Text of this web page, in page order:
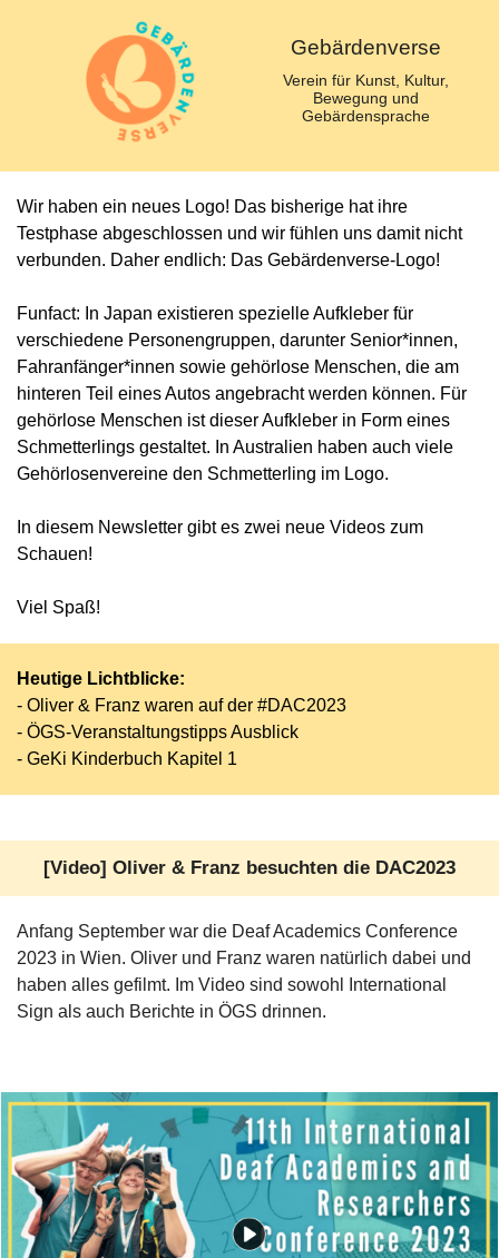
Gebärdenverse
Verein für Kunst, Kultur,
Bewegung und
Gebärdensprache
Wir haben ein neues Logo! Das bisherige hat ihre
Testphase abgeschlossen und wir fühlen uns damit nicht
verbunden. Daher endlich: Das Gebärdenverse-Logo!
Funfact: In Japan existieren spezielle Aufkleber für
verschiedene Personengruppen, darunter Senior*innen,
Fahranfänger*innen sowie gehörlose Menschen, die am
hinteren Teil eines Autos angebracht werden können. Für
gehörlose Menschen ist dieser Aufkleber in Form eines
Schmetterlings gestaltet. In Australien haben auch viele
Gehörlosenvereine den Schmetterling im Logo.
In diesem Newsletter gibt es zwei neue Videos zum
Schauen!
Viel Spaß!
Heutige Lichtblicke:
- Oliver & Franz waren auf der #DAC2023
- ÖGS-Veranstaltungstipps Ausblick
- GeKi Kinderbuch Kapitel 1
[Video] Oliver & Franz besuchten die DAC2023
Anfang September war die Deaf Academics Conference
2023 in Wien. Oliver und Franz waren natürlich dabei und
haben alles gefilmt. Im Video sind sowohl International
Sign als auch Berichte in ÖGS drinnen.